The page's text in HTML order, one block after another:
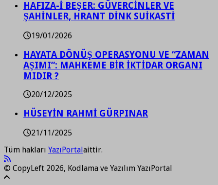
HAFIZA-İ BEŞER: GÜVERCİNLER VE
ŞAHİNLER, HRANT DİNK SUİKASTİ
19/01/2026
HAYATA DÖNÜŞ OPERASYONU VE “ZAMAN
AŞIMI”: MAHKEME BİR İKTİDAR ORGANI
MIDIR ?
20/12/2025
HÜSEYİN RAHMİ GÜRPINAR
21/11/2025
Tüm hakları YazıPortalaittir.
© CopyLeft 2026, Kodlama ve Yazılım YazıPortal